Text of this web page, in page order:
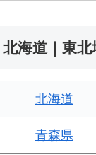
北海道｜東北
北海道
青森県